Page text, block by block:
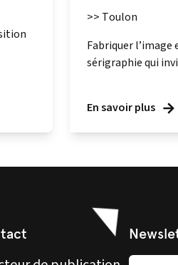
>> Toulon
Fabriquer
sérigraphie qui
En savoir plus